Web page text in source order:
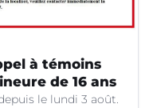
à témoins
de 16 ans
le lundi 3 août.